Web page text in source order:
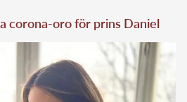
corona-oro för prins Daniel